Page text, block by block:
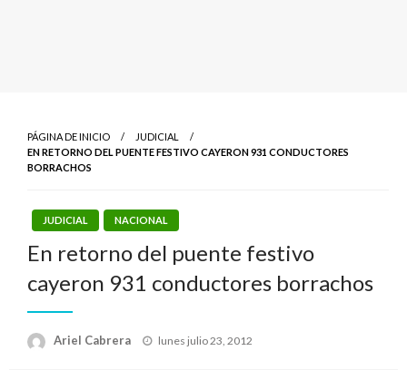
PÁGINA DE INICIO
JUDICIAL
EN RETORNO DEL PUENTE FESTIVO CAYERON 931 CONDUCTORES
BORRACHOS
JUDICIAL NACIONAL
En retorno del puente festivo
cayeron 931 conductores borrachos
Ariel Cabrera
Publicado
lunes julio 23, 2012